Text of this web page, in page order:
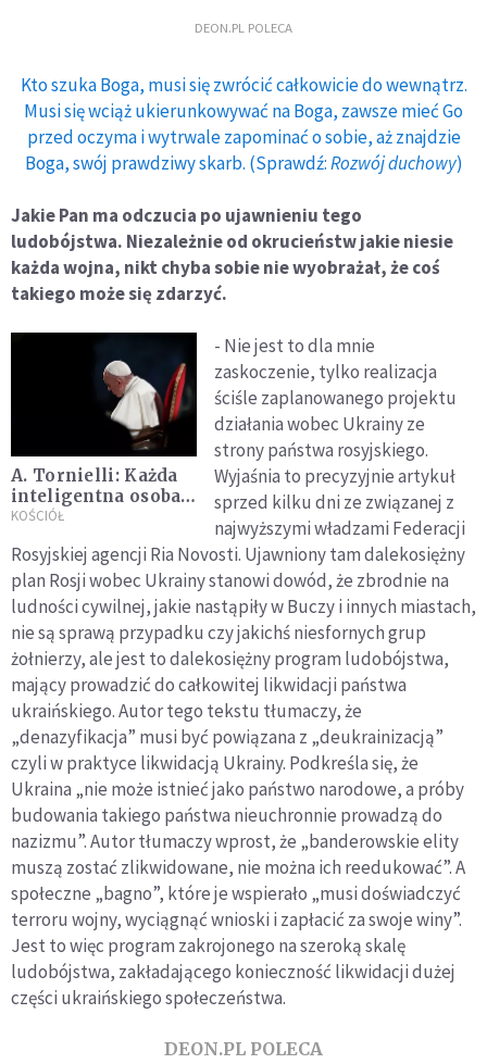
DEON.PL POLECA
Kto szuka Boga, musi się zwrócić całkowicie do wewnątrz.
Musi się wciąż ukierunkowywać na Boga, zawsze mieć Go
przed oczyma i wytrwale zapominać o sobie, aż znajdzie
Boga, swój prawdziwy skarb. (Sprawdź:Rozwój duchowy)
Jakie Pan ma odczucia po ujawnieniu tego
ludobójstwa. Niezależnie od okrucieństw jakie niesie
każda wojna, nikt chyba sobie nie wyobrażał, że coś
takiego może się zdarzyć.
A. Tornielli: Każda
inteligentna osoba
wie, że kiedy papież
Ukrainie to
agresorem jest
Rosja
KOŚCIÓŁ
- Nie jest to dla mnie
zaskoczenie, tylko realizacja
ściśle zaplanowanego projektu
działania wobec Ukrainy ze
strony państwa rosyjskiego.
Wyjaśnia to precyzyjnie artykuł
sprzed kilku dni ze związanej z
najwyższymi władzami Federacji
Rosyjskiej agencji Ria Novosti. Ujawniony tam dalekosiężny
plan Rosji wobec Ukrainy stanowi dowód, że zbrodnie na
ludności cywilnej, jakie nastąpiły w Buczy i innych miastach,
nie są sprawą przypadku czy jakichś niesfornych grup
żołnierzy, ale jest to dalekosiężny program ludobójstwa,
mający prowadzić do całkowitej likwidacji państwa
ukraińskiego. Autor tego tekstu tłumaczy, że
„denazyfikacja” musi być powiązana z „deukrainizacją”
czyli w praktyce likwidacją Ukrainy. Podkreśla się, że
Ukraina „nie może istnieć jako państwo narodowe, a próby
budowania takiego państwa nieuchronnie prowadzą do
nazizmu”. Autor tłumaczy wprost, że „banderowskie elity
muszą zostać zlikwidowane, nie można ich reedukować”. A
społeczne „bagno”, które je wspierało „musi doświadczyć
terroru wojny, wyciągnąć wnioski i zapłacić za swoje winy”.
Jest to więc program zakrojonego na szeroką skalę
ludobójstwa, zakładającego konieczność likwidacji dużej
części ukraińskiego społeczeństwa.
DEON.PL POLECA